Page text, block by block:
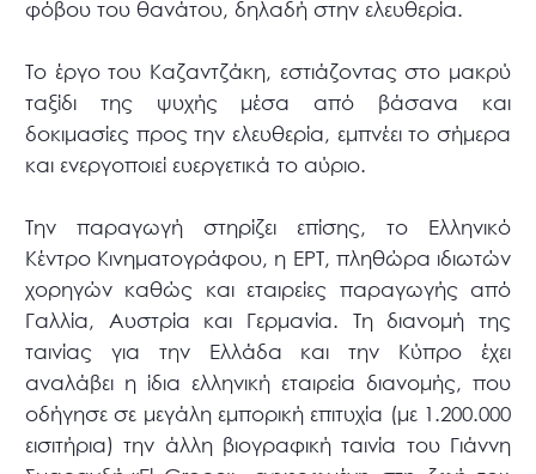
φόβου του θανάτου, δηλαδή στην ελευθερία.
Το έργο του Καζαντζάκη, εστιάζοντας στο μακρύ
ταξίδι της ψυχής μέσα από βάσανα και
δοκιμασίες προς την ελευθερία, εμπνέει το σήμερα
και ενεργοποιεί ευεργετικά το αύριο.
Την παραγωγή στηρίζει επίσης, το Ελληνικό
Κέντρο Κινηματογράφου, η ΕΡΤ, πληθώρα ιδιωτών
χορηγών καθώς και εταιρείες παραγωγής από
Γαλλία, Αυστρία και Γερμανία. Τη διανομή της
ταινίας για την Ελλάδα και την Κύπρο έχει
αναλάβει η ίδια ελληνική εταιρεία διανομής, που
οδήγησε σε μεγάλη εμπορική επιτυχία (με 1.200.000
εισιτήρια) την άλλη βιογραφική ταινία του Γιάννη